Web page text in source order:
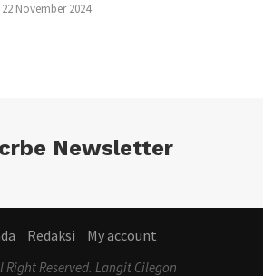
22 November 2024
Newsletter
Redaksi My account
Right Reserved. Langit Cilegon